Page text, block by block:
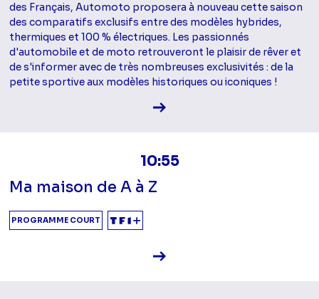
des Français, Automoto proposera à nouveau cette saison
des comparatifs exclusifs entre des modèles hybrides,
thermiques et 100 % électriques. Les passionnés
d'automobile et de moto retrouveront le plaisir de rêver et
de s'informer avec de très nombreuses exclusivités : de la
petite sportive aux modèles historiques ou iconiques !
Voir la fiche diffusion
10:55
Ma maison de A à Z
PROGRAMME COURT
Voir la fiche diffusion